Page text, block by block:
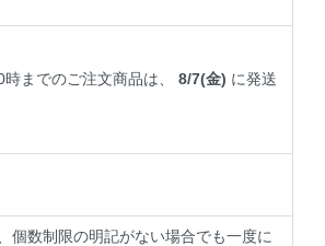
時までのご注文商品は、8/7(金) に発送
個数制限の明記がない場合でも一度に